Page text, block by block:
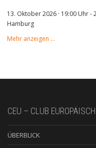
13. Oktober 2026 · 19:00 Uhr-
Hamburg
Mehr anzeigen …
CEU – CLUB
ÜBERBLICK